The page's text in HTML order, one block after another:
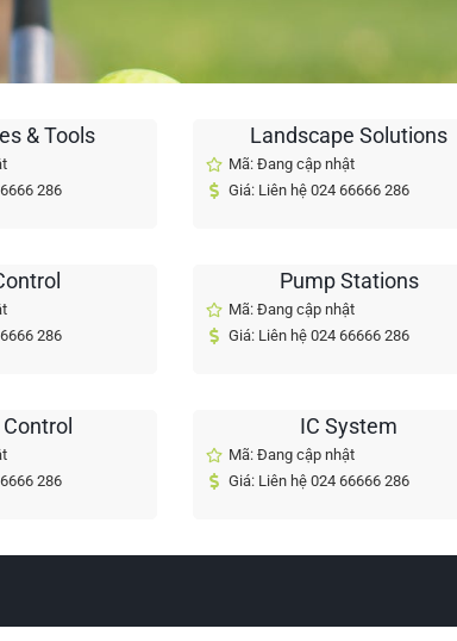
& Tools
286
Landscape Solutions
Mã: Đang cập nhật
Giá: Liên hệ 024 66666 286
286
Pump Stations
Mã: Đang cập nhật
Giá: Liên hệ 024 66666 286
286
IC System
Mã: Đang cập nhật
Giá: Liên hệ 024 66666 286